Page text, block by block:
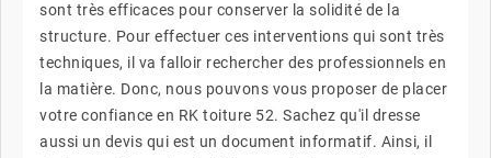
sont très efficaces pour conserver la solidité de la
structure. Pour effectuer ces interventions qui sont très
techniques, il va falloir rechercher des professionnels en
la matière. Donc, nous pouvons vous proposer de placer
votre confiance en RK toiture 52. Sachez qu'il dresse
aussi un devis qui est un document informatif. Ainsi, il